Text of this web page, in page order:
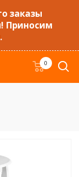
заказы
Приносим
0